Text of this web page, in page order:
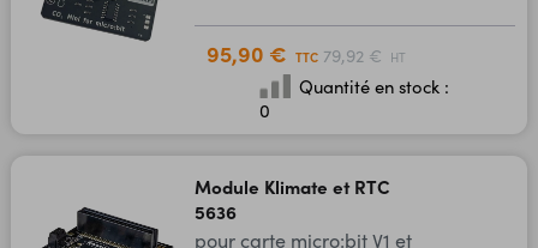
95,90 € TTC 79,92 € HT
Quantité en stock :
0
Module Klimate et RTC
5636
pour carte micro:bit V1 et